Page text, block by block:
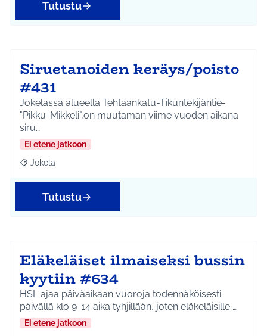
Tutustu
Siruetanoiden keräys/poisto
#431
Jokelassa alueella Tehtaankatu-Tikuntekijäntie-
"Pikku-Mikkeli",on muutaman viime vuoden aikana
siru…
Ei etene jatkoon
Rajaa tulokset aihepiirin mukaan: Jokela
Jokela
Tutustu
Eläkeläiset ilmaiseksi bussin
kyytiin #634
HSL ajaa päiväaikaan vuoroja todennäköisesti
päivällä klo 9-14 aika tyhjillään, joten eläkeläisille …
Ei etene jatkoon